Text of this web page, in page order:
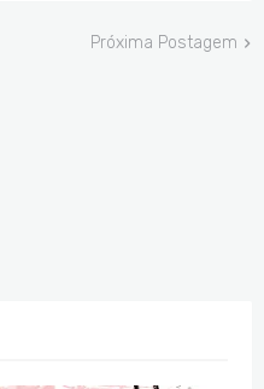
Próxima Postagem